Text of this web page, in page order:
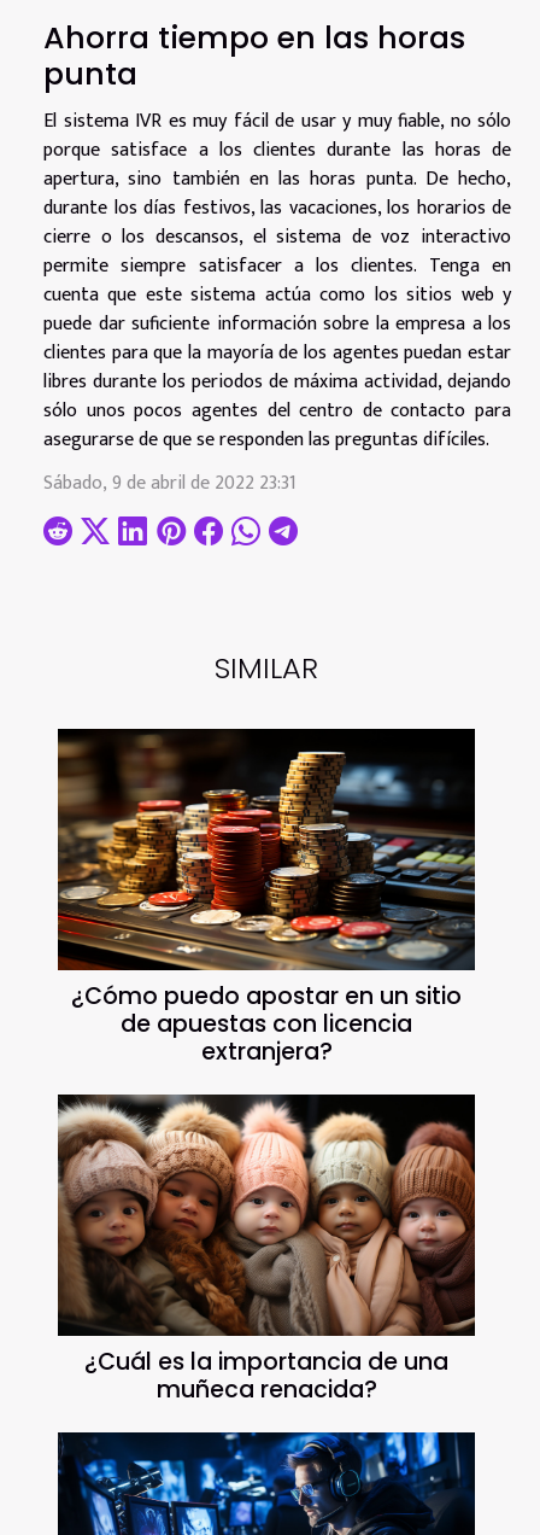
SIMILAR
¿Cómo puedo apostar en un sitio
de apuestas con licencia
extranjera?
¿Cuál es la importancia de una
muñeca renacida?
Ahorra tiempo en las horas
punta
El sistema IVR es muy fácil de usar y muy fiable, no sólo
porque satisface a los clientes durante las horas de
apertura, sino también en las horas punta. De hecho,
durante los días festivos, las vacaciones, los horarios de
cierre o los descansos, el sistema de voz interactivo
permite siempre satisfacer a los clientes. Tenga en
cuenta que este sistema actúa como los sitios web y
puede dar suficiente información sobre la empresa a los
clientes para que la mayoría de los agentes puedan estar
libres durante los periodos de máxima actividad, dejando
sólo unos pocos agentes del centro de contacto para
asegurarse de que se responden las preguntas difíciles.
Sábado, 9 de abril de 2022 23:31